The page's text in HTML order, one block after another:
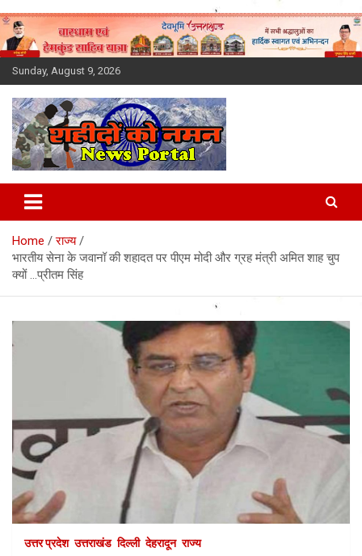
Skip
to
content
Sunday, August 9, 2026
Latest News Today, Breaking
News, Uttarakhand News in
Hindi
Home
राज्य
भारतीय सेना के जवानॉ की शहादत पर पीएम मोदी और ग्रह मंत्री अमित शाह चुप
क्यों …प्रीतम सिंह
उत्तर प्रदेश उत्तराखंड दिल्ली देहरादून राज्य